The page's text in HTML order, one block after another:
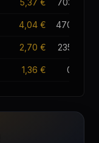
5,37 € 703,05 €
4,04 € 470,04 €
2,70 € 235,69 €
1,36 € 0,00 €